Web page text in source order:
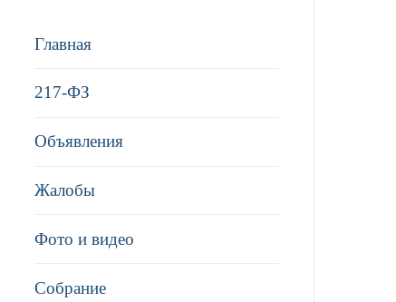
Главная
217-ФЗ
Объявления
Жалобы
Фото и видео
Собрание